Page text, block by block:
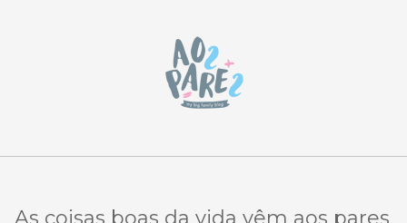
As coisas boas da vida vêm aos pares.